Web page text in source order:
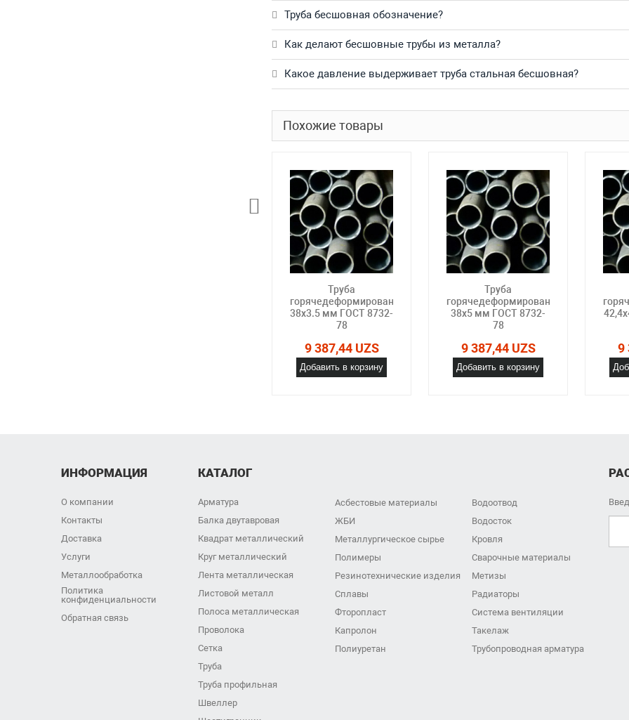
Труба бесшовная обозначение?
Как делают бесшовные трубы из металла?
Какое давление выдерживает труба стальная бесшовная?
Похожие товары
Труба
горячедеформированная
38х3.5 мм ГОСТ 8732-
78
9 387,44 UZS
Добавить в корзину
Труба
горячедеформированная
38х5 мм ГОСТ 8732-
78
9 387,44 UZS
Добавить в корзину
9
ИНФОРМАЦИЯ
О компании
Контакты
Доставка
Услуги
Металлообработка
Политика
конфиденциальности
Обратная связь
КАТАЛОГ
Арматура
Балка двутавровая
Квадрат металлический
Круг металлический
Лента металлическая
Листовой металл
Полоса металлическая
Проволока
Сетка
Труба
Труба профильная
Швеллер
Асбестовые материалы
ЖБИ
Металлургическое сырье
Полимеры
Резинотехнические изделия
Сплавы
Фторопласт
Капролон
Полиуретан
Водоотвод
Водосток
Кровля
Сварочные материалы
Метизы
Радиаторы
Система вентиляции
Такелаж
Трубопроводная арматура